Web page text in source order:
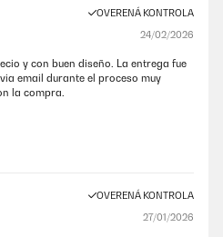
OVERENÁ KONTROLA
24/02/2026
y con buen diseño. La entrega fue
email durante el proceso muy
la compra.
OVERENÁ KONTROLA
27/01/2026